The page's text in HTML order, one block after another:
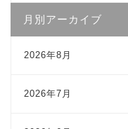
月別アーカイブ
2026年8月
2026年7月